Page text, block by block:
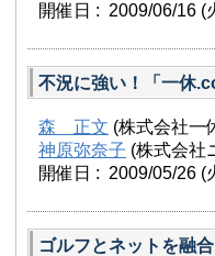
開催日 : 2009/06/16 (
不況に強い！「一休
森 正文 (株式会社
神原弥奈子 (株式会社
開催日 : 2009/05/26 (
ゴルフとネットを融